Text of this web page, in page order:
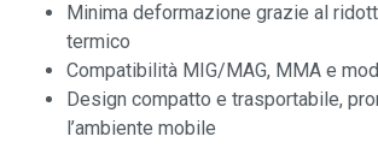
Minima deformazione grazie al
termico
Compatibilità MIG/MAG, MMA e
Design compatto e trasportabile,
l’ambiente mobile